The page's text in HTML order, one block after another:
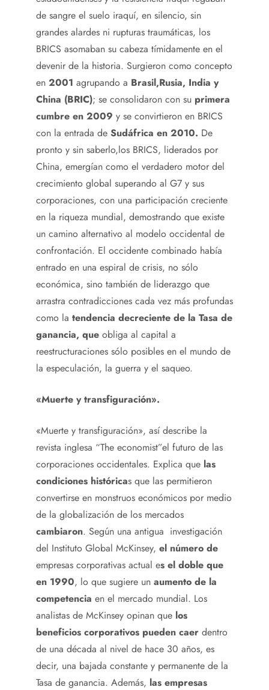
de sangre el suelo iraquí, en silencio, sin
grandes alardes ni rupturas traumáticas, los
BRICS asomaban su cabeza tímidamente en el
devenir de la historia. Surgieron como concepto
en 2001 agrupando a Brasil,Rusia, India y
China (BRIC); se consolidaron con su primera
cumbre en 2009 y se convirtieron en BRICS
con la entrada de Sudáfrica en 2010. De
pronto y sin saberlo,los BRICS, liderados por
China, emergían como el verdadero motor del
crecimiento global superando al G7 y sus
corporaciones, con una participación creciente
en la riqueza mundial, demostrando que existe
un camino alternativo al modelo occidental de
confrontación. El occidente combinado había
entrado en una espiral de crisis, no sólo
económica, sino también de liderazgo que
arrastra contradicciones cada vez más profundas
como la tendencia decreciente de la Tasa de
ganancia, que obliga al capital a
reestructuraciones sólo posibles en el mundo de
la especulación, la guerra y el saqueo.
«Muerte y transfiguración».
«Muerte y transfiguración», así describe la
revista inglesa “The economist”el futuro de las
corporaciones occidentales. Explica que las
condiciones históricas que las permitieron
convertirse en monstruos económicos por medio
de la globalización de los mercados
cambiaron. Según una antigua investigación
del Instituto Global McKinsey, el número de
empresas corporativas actual es el doble que
en 1990, lo que sugiere un aumento de la
competencia en el mercado mundial. Los
analistas de McKinsey opinan que los
beneficios corporativos pueden caer dentro
de una década al nivel de hace 30 años, es
decir, una bajada constante y permanente de la
Tasa de ganancia. Además, las empresas